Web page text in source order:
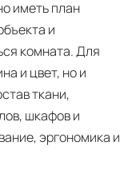
иметь план
и
комната. Для
и цвет, но и
ткани,
шкафов и
эргономика и